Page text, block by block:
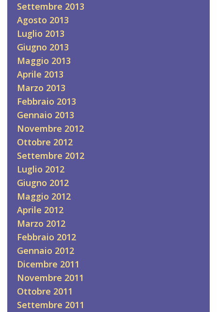
Settembre 2013
Agosto 2013
Luglio 2013
Giugno 2013
Maggio 2013
Aprile 2013
Marzo 2013
Febbraio 2013
Gennaio 2013
Novembre 2012
Ottobre 2012
Settembre 2012
Luglio 2012
Giugno 2012
Maggio 2012
Aprile 2012
Marzo 2012
Febbraio 2012
Gennaio 2012
Dicembre 2011
Novembre 2011
Ottobre 2011
Settembre 2011